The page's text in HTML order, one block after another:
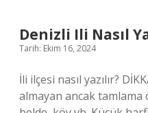
Denizli Ili Nasıl
Tarih: Ekim 16, 2024
İli ilçesi nasıl yazılır?
almayan ancak